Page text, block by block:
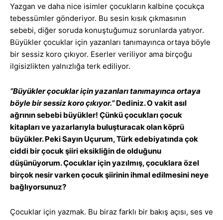
Yazgan ve daha nice isimler çocukların kalbine çocukça
tebessümler gönderiyor. Bu sesin kısık çıkmasının
sebebi, diğer soruda konuştuğumuz sorunlarda yatıyor.
Büyükler çocuklar için yazanları tanımayınca ortaya böyle
bir sessiz koro çıkıyor. Eserler veriliyor ama birçoğu
ilgisizlikten yalnızlığa terk ediliyor.
“Büyükler çocuklar için yazanları tanımayınca ortaya
böyle bir sessiz koro çıkıyor.”Dediniz. O vakit asıl
ağrının sebebi büyükler! Çünkü çocukları çocuk
kitapları ve yazarlarıyla buluşturacak olan köprü
büyükler. Peki Sayın Uçurum, Türk edebiyatında çok
ciddi bir çocuk şiiri eksikliğin de olduğunu
düşünüyorum. Çocuklar için yazılmış, çocuklara özel
birçok nesir varken çocuk şiirinin ihmal edilmesini neye
bağlıyorsunuz?
Çocuklar için yazmak. Bu biraz farklı bir bakış açısı, ses ve